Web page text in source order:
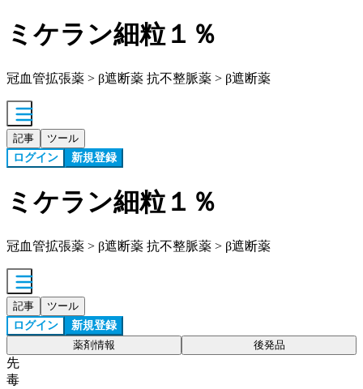
ミケラン細粒１％
冠血管拡張薬 > β遮断薬 抗不整脈薬 > β遮断薬
記事 ツール
ログイン 新規登録
ミケラン細粒１％
冠血管拡張薬 > β遮断薬 抗不整脈薬 > β遮断薬
記事 ツール
ログイン 新規登録
薬剤情報 後発品
先
毒